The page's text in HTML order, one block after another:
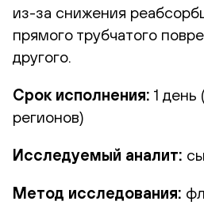
из-за снижения
прямого трубчатого
другого.
Срок исполнения: 1 день
регионов)
Исследуемый аналит:
Метод исследования: